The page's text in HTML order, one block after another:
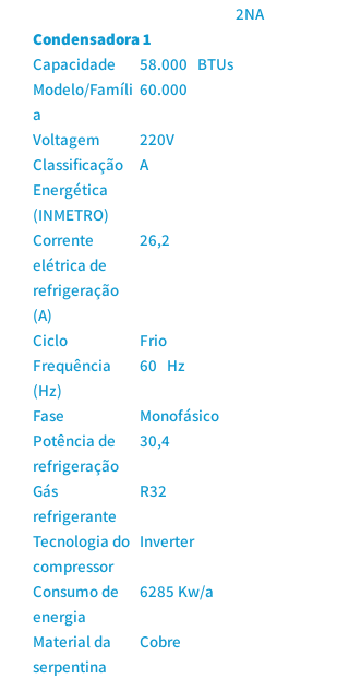
2NA
Condensadora 1
Capacidade
58.000 BTUs
Modelo/Famíli
a
60.000
Voltagem
220V
Classificação
Energética
(INMETRO)
A
Corrente
elétrica de
refrigeração
(A)
26,2
Ciclo
Frio
Frequência
(Hz)
60 Hz
Fase
Monofásico
Potência de
refrigeração
30,4
Gás
refrigerante
R32
Tecnologia do
compressor
Inverter
Consumo de
energia
6285 Kw/a
Material da
serpentina
Cobre